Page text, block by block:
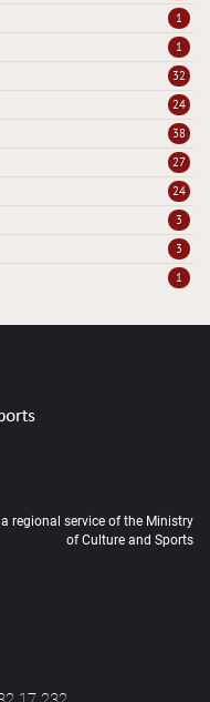
1
1
32
24
38
27
24
3
3
1
regional service of the Ministry
of Culture and Sports